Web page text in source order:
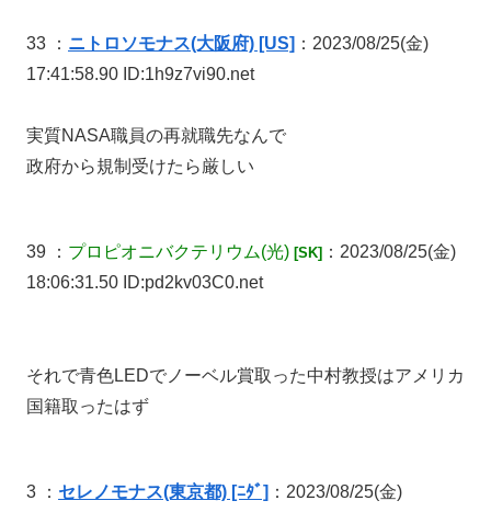
33 ： ニトロソモナス(大阪府) [US] ：2023/08/25(金)
17:41:58.90 ID:1h9z7vi90.net
実質NASA職員の再就職先なんで
政府から規制受けたら厳しい
39 ： プロピオニバクテリウム(光) [SK] ：2023/08/25(金)
18:06:31.50 ID:pd2kv03C0.net
それで青色LEDでノーベル賞取った中村教授はアメリカ
国籍取ったはず
3 ： セレノモナス(東京都) [ﾆﾀﾞ] ：2023/08/25(金)